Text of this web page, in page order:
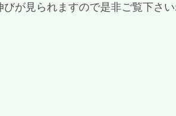
が見られますので是非ご覧下さ